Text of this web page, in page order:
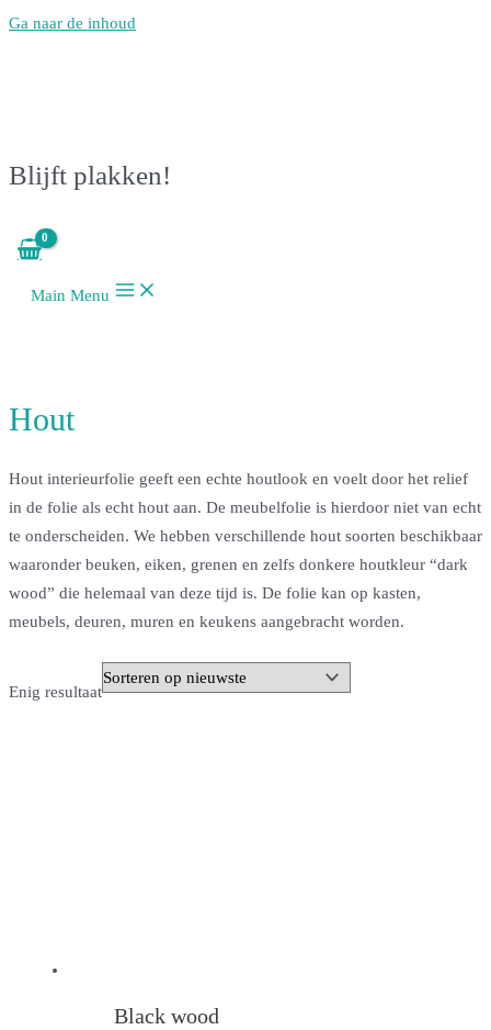
Ga naar de inhoud
Blijft plakken!
Main Menu
Hout
Hout interieurfolie geeft een echte houtlook en voelt door het relief
in de folie als echt hout aan. De meubelfolie is hierdoor niet van echt
te onderscheiden. We hebben verschillende hout soorten beschikbaar
waaronder beuken, eiken, grenen en zelfs donkere houtkleur “dark
wood” die helemaal van deze tijd is. De folie kan op kasten,
meubels, deuren, muren en keukens aangebracht worden.
Enig resultaat
Black wood